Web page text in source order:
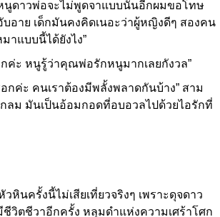
าวพ่อจะไม่พูดจาแบบนั้นอีกผมขอโทษ
าย เด็กมันคงคิดเนอะว่าผู้หญิงดีๆ สองคน
าแบบนี้ได้ยังไง”
ะ หนูรู้ว่าคุณพ่อรักหนูมากเลยกังวล”
ะ คนเราต้องมีพลั้งพลาดกันบ้าง” สาม
ม มันเป็นอ้อมกอดที่อบอวลไปด้วยไอรักที่
นครั้งนี้ไม่เสียเที่ยวจริงๆ เพราะดุจดาว
วิตชีวาอีกครั้ง หลุมดำแห่งความเศร้าโศก